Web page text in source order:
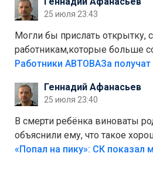
Штрафы мизерные.
25 июля 23:43
Могли бы прислать открытку,
работникам,которые больше
на предприятии.
Работники АВТОВАЗа
Геннадий Афанасьев
25 июля 23:40
В смерти ребёнка виноваты
объяснили ему, что такое
Лезть через такой забор,верх